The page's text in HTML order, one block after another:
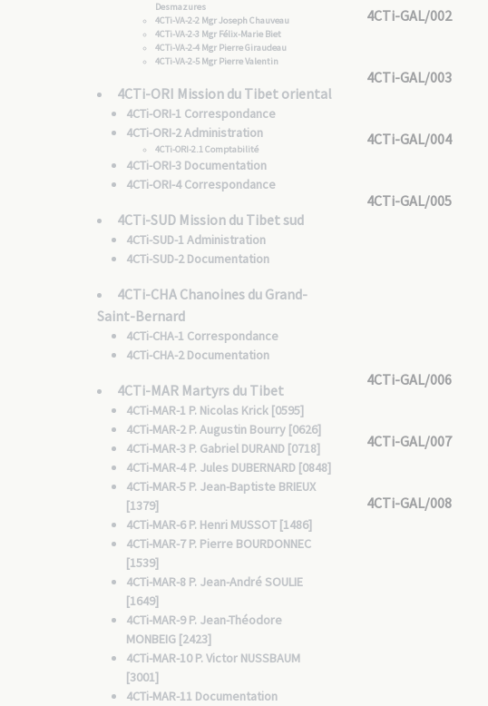
Desmazures
4CTi-VA-2-2 Mgr Joseph Chauveau
4CTi-VA-2-3 Mgr Félix-Marie Biet
4CTi-VA-2-4 Mgr Pierre Giraudeau
4CTi-VA-2-5 Mgr Pierre Valentin
4CTi-ORI Mission du Tibet oriental
4CTi-ORI-1 Correspondance
4CTi-ORI-2 Administration
4CTi-ORI-2.1 Comptabilité
4CTi-ORI-3 Documentation
4CTi-ORI-4 Correspondance
4CTi-SUD Mission du Tibet sud
4CTi-SUD-1 Administration
4CTi-SUD-2 Documentation
4CTi-CHA Chanoines du Grand-
Saint-Bernard
4CTi-CHA-1 Correspondance
4CTi-CHA-2 Documentation
4CTi-MAR Martyrs du Tibet
4CTi-MAR-1 P. Nicolas Krick [0595]
4CTi-MAR-2 P. Augustin Bourry [0626]
4CTi-MAR-3 P. Gabriel DURAND [0718]
4CTi-MAR-4 P. Jules DUBERNARD [0848]
4CTi-MAR-5 P. Jean-Baptiste BRIEUX
[1379]
4CTi-MAR-6 P. Henri MUSSOT [1486]
4CTi-MAR-7 P. Pierre BOURDONNEC
[1539]
4CTi-MAR-8 P. Jean-André SOULIE
[1649]
4CTi-MAR-9 P. Jean-Théodore
MONBEIG [2423]
4CTi-MAR-10 P. Victor NUSSBAUM
[3001]
4CTi-MAR-11 Documentation
4CTi-GAL/002
4CTi-GAL/003
4CTi-GAL/004
4CTi-GAL/005
4CTi-GAL/006
4CTi-GAL/007
4CTi-GAL/008